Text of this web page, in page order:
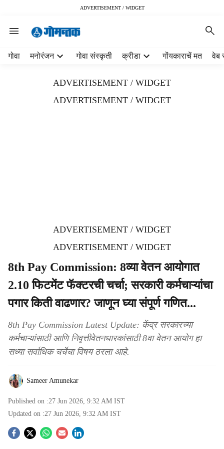
ADVERTISEMENT / WIDGET
गोवा मनोरंजन गोवा संस्कृती क्रीडा गोंयकाराचें मत वेब
ADVERTISEMENT / WIDGET
ADVERTISEMENT / WIDGET
ADVERTISEMENT / WIDGET
ADVERTISEMENT / WIDGET
8th Pay Commission: 8व्या वेतन आयोगात
2.10 फिटमेंट फॅक्टरची चर्चा; सरकारी कर्मचाऱ्यांचा
पगार किती वाढणार? जाणून घ्या संपूर्ण गणित...
8th Pay Commission Latest Update: केंद्र सरकारच्या
कर्मचाऱ्यांसाठी आणि निवृत्तीवेतनधारकांसाठी 8वा वेतन आयोग हा
सध्या सर्वाधिक चर्चेचा विषय ठरला आहे.
Sameer Amunekar
Published on :27 Jun 2026, 9:32 AM IST
Updated on :27 Jun 2026, 9:32 AM IST
S